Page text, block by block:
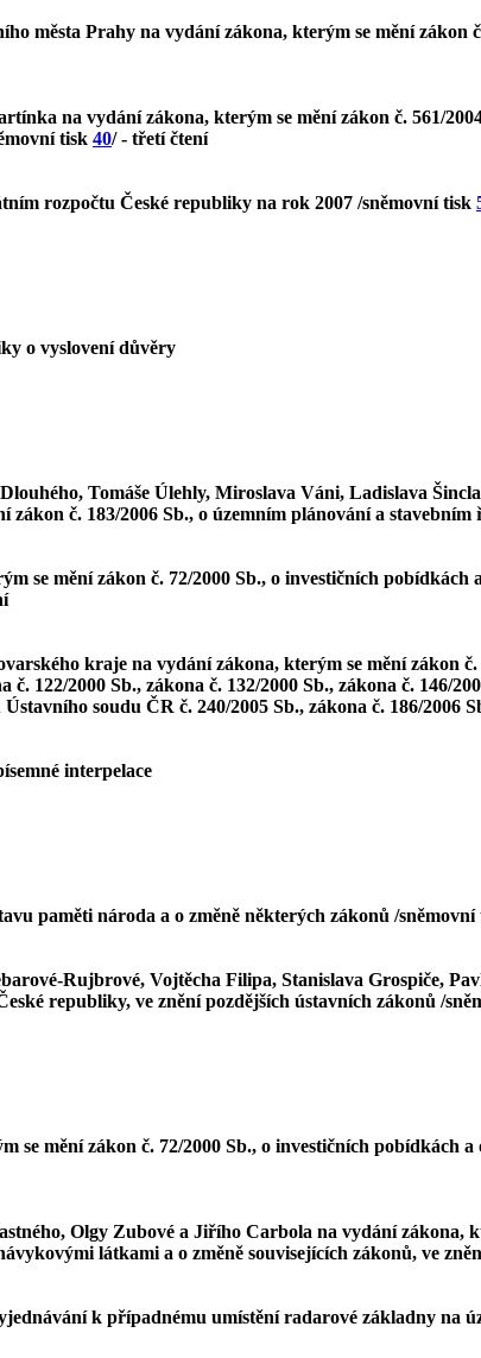
města Prahy na vydání zákona, kterým se mění
na vydání zákona, kterým se mění zákon č. 561/
tisk 40/ - třetí čtení
rozpočtu České republiky na rok 2007 /sněmovní tisk
o vyslovení důvěry
Tomáše Úlehly, Miroslava Váni, Ladislava
zákon č. 183/2006 Sb., o územním plánování a
se mění zákon č. 72/2000 Sb., o investičních
kraje na vydání zákona, kterým se mění zákon
č. 122/2000 Sb., zákona č. 132/2000 Sb., zákona č. 146/
soudu ČR č. 240/2005 Sb., zákona č. 186/2006
interpelace
paměti národa a o změně některých zákonů /sněmovní
Rujbrové, Vojtěcha Filipa, Stanislava Grospiče,
republiky, ve znění pozdějších ústavních zákonů /
se mění zákon č. 72/2000 Sb., o investičních pobídkách
Olgy Zubové a Jiřího Carbola na vydání zákona,
látkami a o změně souvisejících zákonů, ve
k případnému umístění radarové základny na